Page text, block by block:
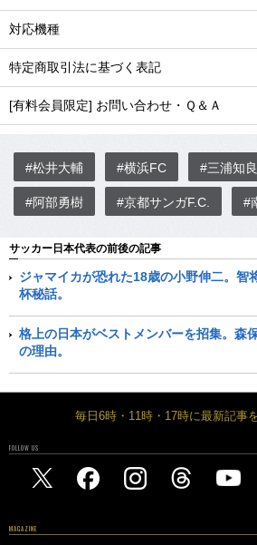
対応機種
特定商取引法に基づく表記
[有料会員限定] お問い合わせ・Ｑ＆Ａ
#松井大輔 #横浜FC #三浦知良
#阿部勇樹 #京都サンガF.C. #
サッカー日本代表の前後の記事
ジャマイカが恐れた18歳の小野伸二。智
杯秘話。
格上の日本がベストメンバーを招集。森
の理由。
毎日6時・11時・17時に最新記事
FOLLOW US
MAGAZINE